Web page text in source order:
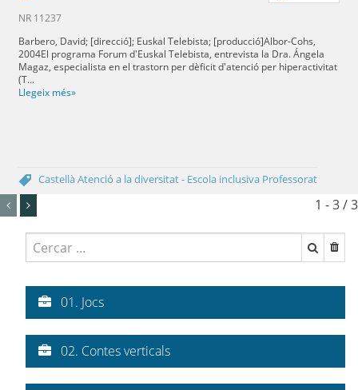
NR 11237
Barbero, David; [direcció]; Euskal Telebista; [producció]Albor-Cohs,
2004El programa Forum d'Euskal Telebista, entrevista la Dra. Ángela
Magaz, especialista en el trastorn per dèficit d'atenció per hiperactivitat
(T...
Llegeix més»
CastellàAtenció a la diversitat - Escola inclusiva Professorat
1 - 3 / 3
01. Jocs
02. Contes verticals